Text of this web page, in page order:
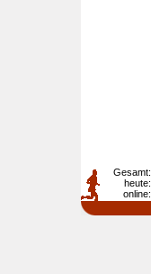
Gesamt:
heute:
online: